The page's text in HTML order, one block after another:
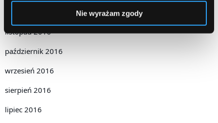
Nie wyrażam zgody
listopad 2016
październik 2016
wrzesień 2016
sierpień 2016
lipiec 2016